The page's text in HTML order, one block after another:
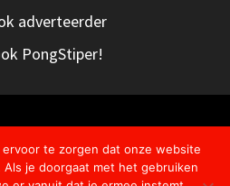
adverteerder
PongStiper!
en OnePage Express
Theme.
te zorgen dat onze website
Als je doorgaat met het gebruiken